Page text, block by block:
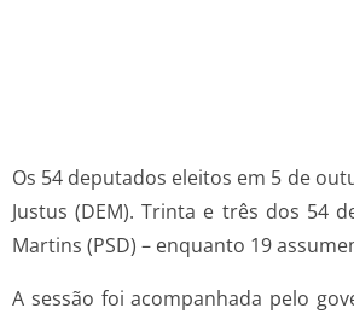
Os 54 deputados eleitos em 5 de
Justus (DEM). Trinta e três dos 54
Martins (PSD) – enquanto 19
A sessão foi acompanhada pelo